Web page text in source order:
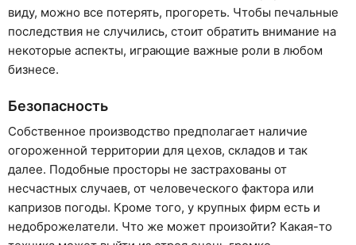
виду, можно все потерять, прогореть. Чтобы печальные
последствия не случились, стоит обратить внимание на
некоторые аспекты, играющие важные роли в любом
бизнесе.
Безопасность
Собственное производство предполагает наличие
огороженной территории для цехов, складов и так
далее. Подобные просторы не застрахованы от
несчастных случаев, от человеческого фактора или
капризов погоды. Кроме того, у крупных фирм есть и
недоброжелатели. Что же может произойти? Какая-то